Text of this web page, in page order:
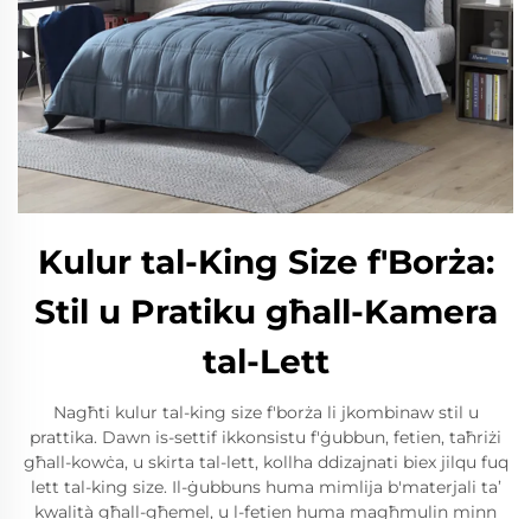
Kulur tal-King Size f'Borża:
Stil u Pratiku għall-Kamera
tal-Lett
Nagħti kulur tal-king size f'borża li jkombinaw stil u
prattika. Dawn is-settif ikkonsistu f'ġubbun, fetien, taħriżi
għall-kowċa, u skirta tal-lett, kollha ddizajnati biex jilqu fuq
lett tal-king size. Il-ġubbuns huma mimlija b'materjali ta’
kwalità għall-għemel, u l-fetien huma magħmulin minn